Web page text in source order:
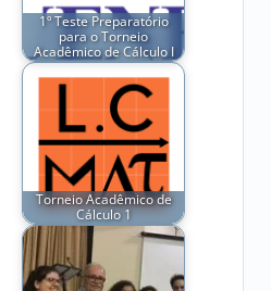
1º Teste Preparatório
para o Torneio
Acadêmico de Cálculo I
Torneio Acadêmico de
Cálculo 1